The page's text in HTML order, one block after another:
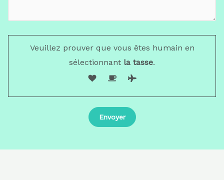
Veuillez prouver que vous êtes humain en
sélectionnant la tasse.